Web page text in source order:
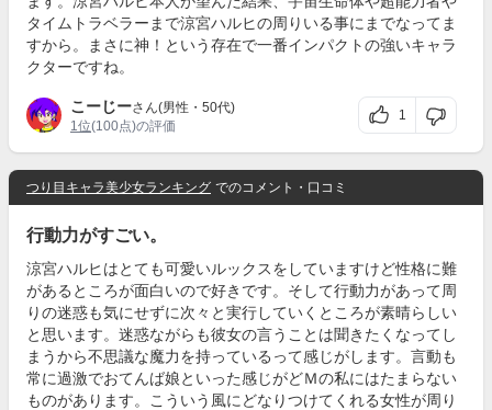
タイムトラベラーまで涼宮ハルヒの周りいる事にまでなってま
すから。まさに神！という存在で一番インパクトの強いキャラ
クターですね。
こーじーさん(男性・50代)
1位(100点)の評価
1
つり目キャラ美少女ランキング でのコメント・口コミ
行動力がすごい。
涼宮ハルヒはとても可愛いルックスをしていますけど性格に難
があるところが面白いので好きです。そして行動力があって周
りの迷惑も気にせずに次々と実行していくところが素晴らしい
と思います。迷惑ながらも彼女の言うことは聞きたくなってし
まうから不思議な魔力を持っているって感じがします。言動も
常に過激でおてんば娘といった感じがどＭの私にはたまらない
ものがあります。こういう風にどなりつけてくれる女性が周り